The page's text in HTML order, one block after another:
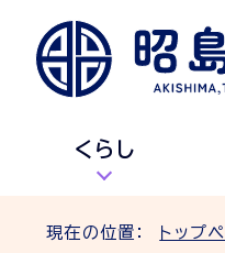
くらし
現在の位置： トップ